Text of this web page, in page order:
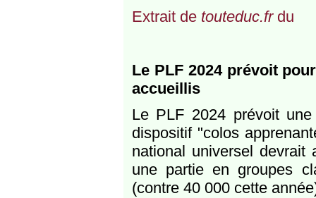
Extrait de touteduc.frdu
Le PLF 2024 prévoit
accueillis
Le PLF 2024 prévoit
dispositif "colos
national universel devrait
une partie en groupes
(contre 40 000 cette